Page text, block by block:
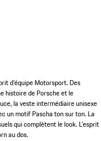
d’équipe Motorsport. Des
histoire de Porsche et le
la veste intermédiaire unisexe
un motif Pascha ton sur ton. La
qui complètent le look. L’esprit
au dos.